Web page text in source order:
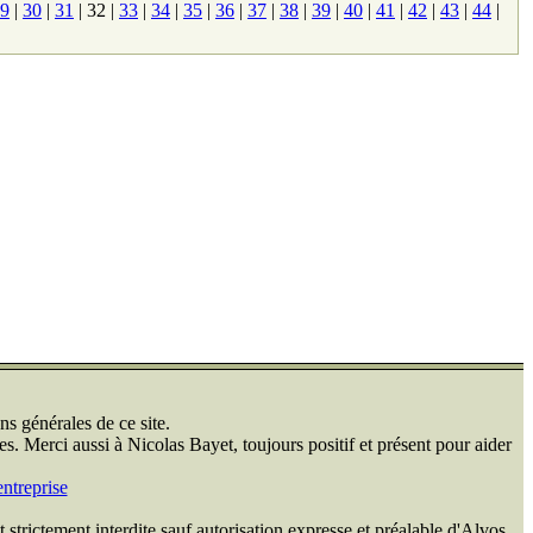
| 30 | 31 | 32 | 33 | 34 | 35 | 36 | 37 | 38 | 39 | 40 | 41 | 42 | 43 | 44 |
générales de ce site.
Merci aussi à Nicolas Bayet, toujours positif et présent pour aider